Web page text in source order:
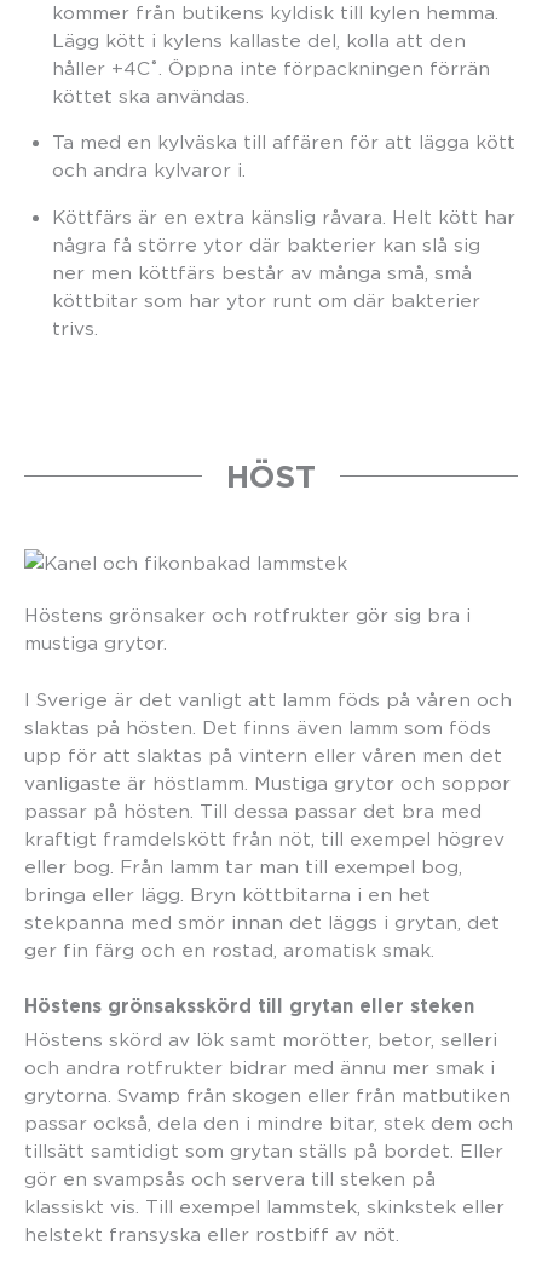
kommer från butikens kyldisk till kylen hemma.
Lägg kött i kylens kallaste del, kolla att den
håller +4C˚. Öppna inte förpackningen förrän
köttet ska användas.
Ta med en kylväska till affären för att lägga kött
och andra kylvaror i.
Köttfärs är en extra känslig råvara. Helt kött har
några få större ytor där bakterier kan slå sig
ner men köttfärs består av många små, små
köttbitar som har ytor runt om där bakterier
trivs.
HÖST
Höstens grönsaker och rotfrukter gör sig bra i
mustiga grytor.
I Sverige är det vanligt att lamm föds på våren och
slaktas på hösten. Det finns även lamm som föds
upp för att slaktas på vintern eller våren men det
vanligaste är höstlamm. Mustiga grytor och soppor
passar på hösten. Till dessa passar det bra med
kraftigt framdelskött från nöt, till exempel högrev
eller bog. Från lamm tar man till exempel bog,
bringa eller lägg. Bryn köttbitarna i en het
stekpanna med smör innan det läggs i grytan, det
ger fin färg och en rostad, aromatisk smak.
Höstens grönsaksskörd till grytan eller steken
Höstens skörd av lök samt morötter, betor, selleri
och andra rotfrukter bidrar med ännu mer smak i
grytorna. Svamp från skogen eller från matbutiken
passar också, dela den i mindre bitar, stek dem och
tillsätt samtidigt som grytan ställs på bordet. Eller
gör en svampsås och servera till steken på
klassiskt vis. Till exempel lammstek, skinkstek eller
helstekt fransyska eller rostbiff av nöt.